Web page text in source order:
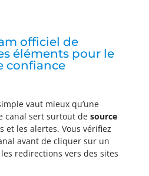
officiel de
éléments pour le
confiance
vaut mieux qu’une
canal sert surtout de source
et les alertes. Vous vérifiez
avant de cliquer sur un
redirections vers des sites